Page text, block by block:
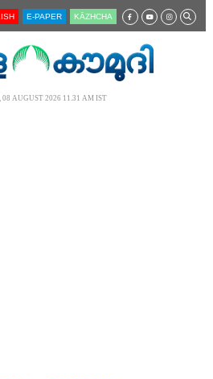
E-PAPER KĀZHCHA
08 AUGUST 2026 11.31 AM IST